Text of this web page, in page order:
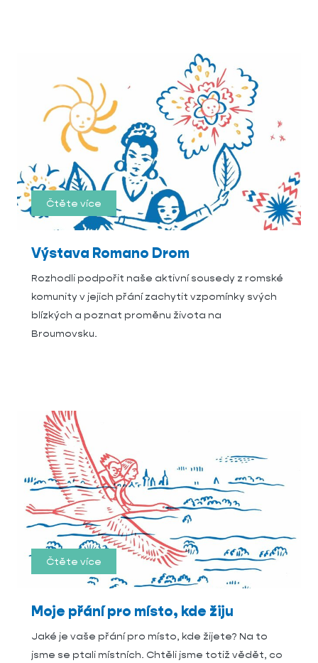
Čtěte více
Výstava Romano Drom
Rozhodli podpořit naše aktivní sousedy z romské
komunity v jejich přání zachytit vzpomínky svých
blízkých a poznat proměnu života na
Broumovsku.
Čtěte více
Moje přání pro místo, kde žiju
Jaké je vaše přání pro místo, kde žijete? Na to
jsme se ptali místních. Chtěli jsme totiž vědět, co